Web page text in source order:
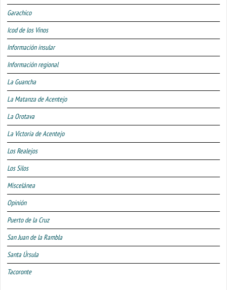
Garachico
Icod de los Vinos
Información insular
Información regional
La Guancha
La Matanza de Acentejo
La Orotava
La Victoria de Acentejo
Los Realejos
Los Silos
Miscelánea
Opinión
Puerto de la Cruz
San Juan de la Rambla
Santa Úrsula
Tacoronte